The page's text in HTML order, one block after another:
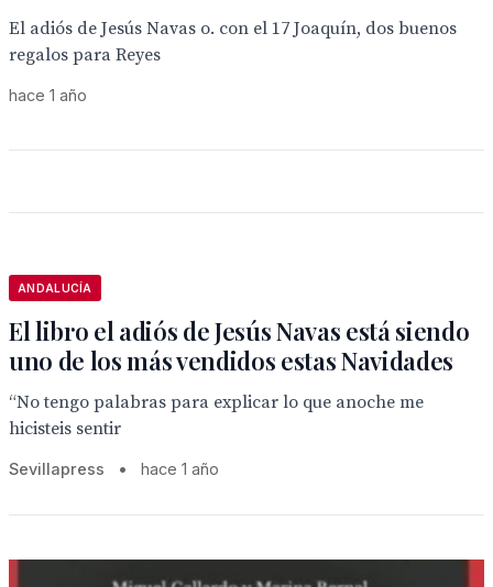
El adiós de Jesús Navas o. con el 17 Joaquín, dos buenos
regalos para Reyes
hace 1 año
ANDALUCÍA
El libro el adiós de Jesús Navas está siendo
uno de los más vendidos estas Navidades
“No tengo palabras para explicar lo que anoche me
hicisteis sentir
Sevillapress • hace 1 año